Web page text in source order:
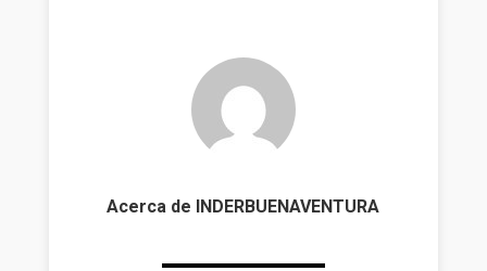
Acerca de INDERBUENAVENTURA